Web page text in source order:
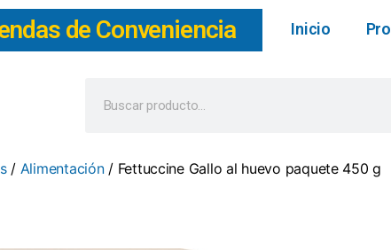
de Conveniencia Inicio
/ Alimentación/ Fettuccine Gallo al huevo paquete 450 g